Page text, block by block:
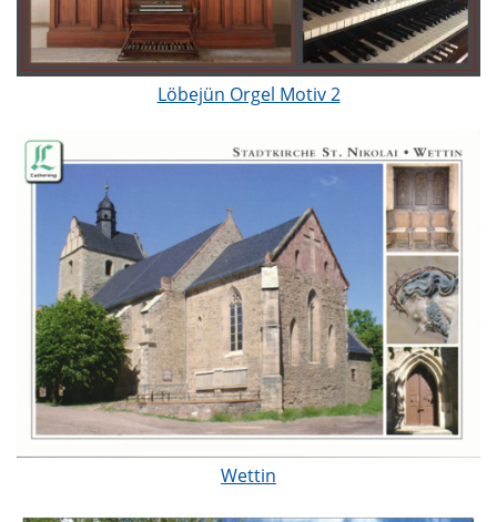
Löbejün Orgel Motiv 2
Wettin